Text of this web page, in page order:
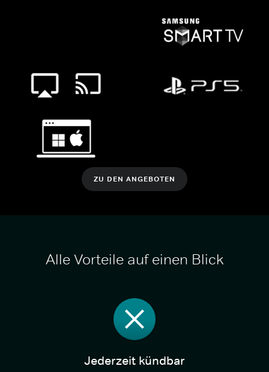
ZU DEN ANGEBOTEN
Alle Vorteile auf einen Blick
Jederzeit kündbar